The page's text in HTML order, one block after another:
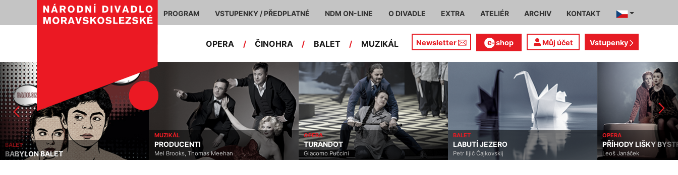
PROGRAM VSTUPENKY / PŘEDPLATNÉ NDM ON-LINE O DIVADLE EXTRA ATELIÉR ARCHIV KONTAKT
OPERA / ČINOHRA / BALET / MUZIKÁL Newsletter shop Můj účet Vstupenky
BALET
MUZIKÁL
PRODUCENTI
Mel Brooks, Thomas Meehan
OPERA
TURANDOT
Giacomo Puccini
BALET
LABUTÍ JEZERO
Petr Iljič Čajkovskij
OPERA
PŘÍHODY LIŠKY
Leoš Janáček